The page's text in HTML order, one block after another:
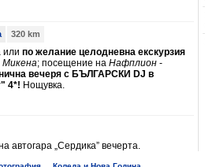
320 km
или по желание целодневна екскурзия
Микена; посещение на Нафплион -
вечеря с БЪЛГАРСКИ DJ в
4*! Нощувка.
автогара „Сердика” вечерта.